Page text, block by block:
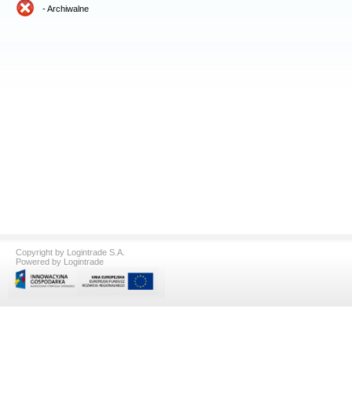
- Archiwalne
Copyright by Logintrade S.A.
Powered by Logintrade